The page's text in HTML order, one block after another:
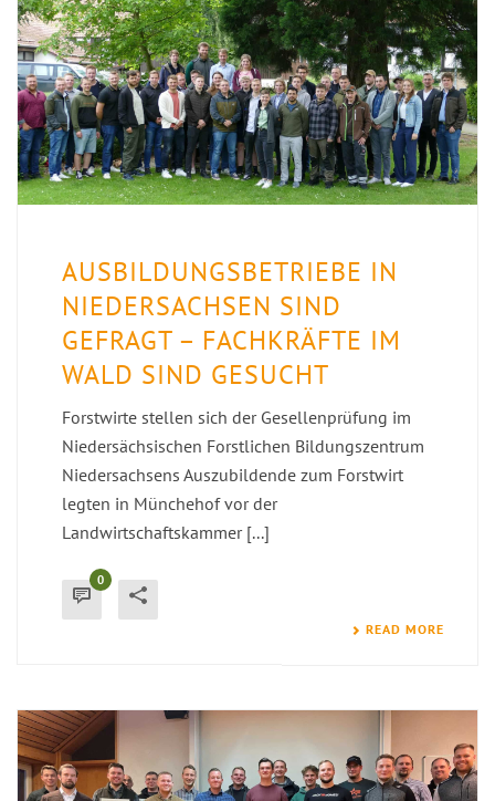
AUSBILDUNGSBETRIEBE IN
NIEDERSACHSEN SIND
GEFRAGT – FACHKRÄFTE IM
WALD SIND GESUCHT
Forstwirte stellen sich der Gesellenprüfung im
Niedersächsischen Forstlichen Bildungszentrum
Niedersachsens Auszubildende zum Forstwirt
legten in Münchehof vor der
Landwirtschaftskammer [...]
0
READ MORE